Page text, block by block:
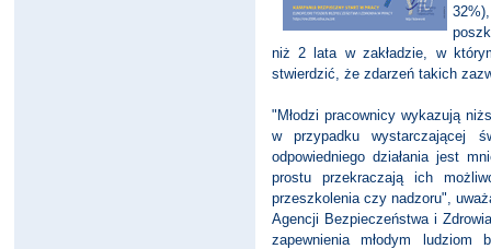
niż 2 lata w zakładzie, w
stwierdzić, że zdarzeń takich
"Młodzi pracownicy wykazują
w przypadku wystarczającej
odpowiedniego działania jest
prostu przekraczają ich
przeszkolenia czy nadzoru",
Agencji Bezpieczeństwa i
zapewnienia młodym